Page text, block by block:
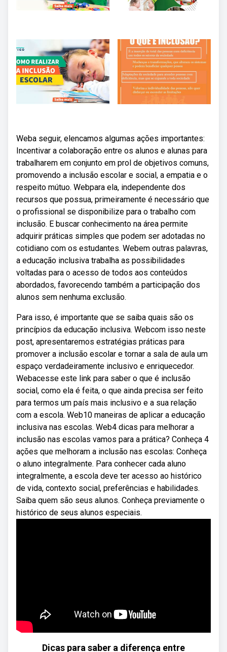
Weba seguir, elencamos algumas ações importantes:
Incentivar a colaboração entre os alunos e alunas para
trabalharem em conjunto em prol de objetivos comuns,
promovendo a inclusão escolar e social, a empatia e o
respeito mútuo. Webpara ela, independente dos
recursos que possua, primeiramente é necessário que
o profissional se disponibilize para o trabalho com
inclusão. E buscar conhecimento na área permite
adquirir práticas simples que podem ser adotadas no
cotidiano com os estudantes. Webem outras palavras,
a educação inclusiva trabalha as possibilidades
voltadas para o acesso de todos aos conteúdos
abordados, favorecendo também a participação dos
alunos sem nenhuma exclusão.
Para isso, é importante que se saiba quais são os
princípios da educação inclusiva. Webcom isso neste
post, apresentaremos estratégias práticas para
promover a inclusão escolar e tornar a sala de aula um
espaço verdadeiramente inclusivo e enriquecedor.
Webacesse este link para saber o que é inclusão
social, como ela é feita, o que ainda precisa ser feito
para termos um país mais inclusivo e a sua relação
com a escola. Web10 maneiras de aplicar a educação
inclusiva nas escolas. Web4 dicas para melhorar a
inclusão nas escolas vamos para a prática? Conheça 4
ações que melhoram a inclusão nas escolas: Conheça
o aluno integralmente. Para conhecer cada aluno
integralmente, a escola deve ter acesso ao histórico
de vida, contexto social, preferências e habilidades.
Saiba quem são seus alunos. Conheça previamente o
histórico de seus alunos especiais.
Dicas para saber a diferença entre